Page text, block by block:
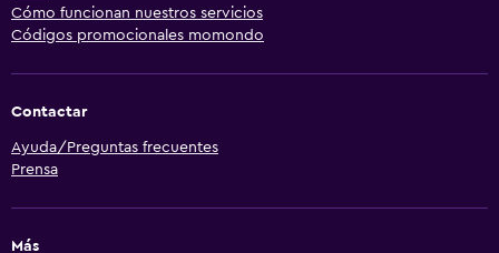
Cómo funcionan nuestros servicios
Códigos promocionales momondo
Contactar
Ayuda/Preguntas frecuentes
Prensa
Más